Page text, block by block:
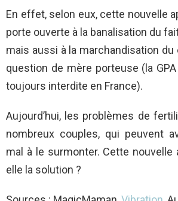
En effet, selon eux, cette nouvelle
porte ouverte à la banalisation du
mais aussi à la marchandisation du
question de mère porteuse (la
toujours interdite en France).
Aujourd’hui, les problèmes de
nombreux couples, qui peuvent
mal à le surmonter. Cette nouvelle
elle la solution ?